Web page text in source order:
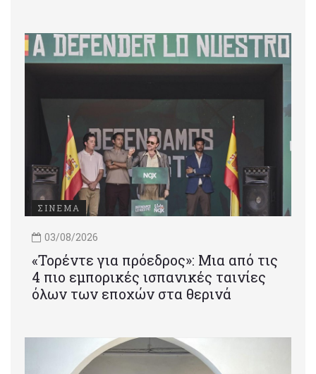
ΣΙΝΕΜΑ
03/08/2026
«Τορέντε για πρόεδρος»: Mια από τις
4 πιο εμπορικές ισπανικές ταινίες
όλων των εποχών στα θερινά